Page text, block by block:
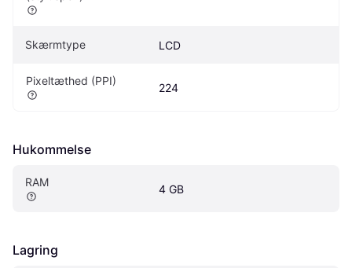
Skærmtype LCD
Pixeltæthed (PPI)
224
Hukommelse
RAM
4 GB
Lagring